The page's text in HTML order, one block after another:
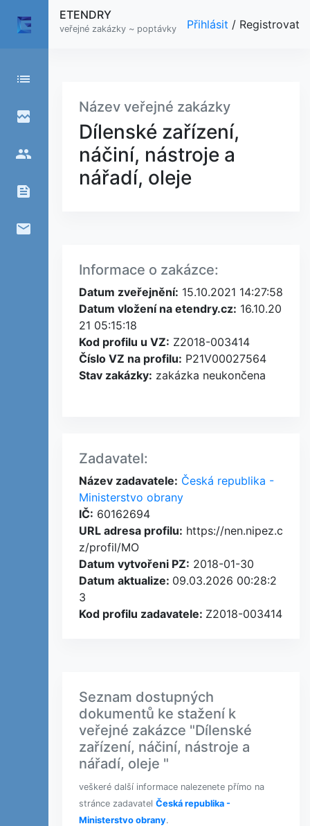
list
broken_image
people
feed
email
ETENDRY
veřejné zakázky ~ poptávky Přihlásit / Registrovat
Název veřejné zakázky
Dílenské zařízení,
náčiní, nástroje a
nářadí, oleje
Informace o zakázce:
Datum zveřejnění: 15.10.2021 14:27:58
Datum vložení na etendry.cz: 16.10.20
21 05:15:18
Kod profilu u VZ: Z2018-003414
Číslo VZ na profilu: P21V00027564
Stav zakázky: zakázka neukončena
Zadavatel:
Název zadavatele: Česká republika -
Ministerstvo obrany
IČ: 60162694
URL adresa profilu: https://nen.nipez.c
z/profil/MO
Datum vytvořeni PZ: 2018-01-30
Datum aktualize: 09.03.2026 00:28:2
3
Kod profilu zadavatele: Z2018-003414
Seznam dostupných
dokumentů ke stažení k
veřejné zakázce "Dílenské
zařízení, náčiní, nástroje a
nářadí, oleje "
veškeré další informace nalezenete přímo na
stránce zadavatel Česká republika -
Ministerstvo obrany.